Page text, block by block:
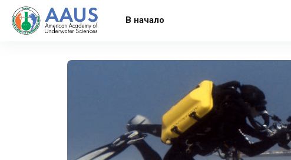
Перейти к основному содержанию
В начало